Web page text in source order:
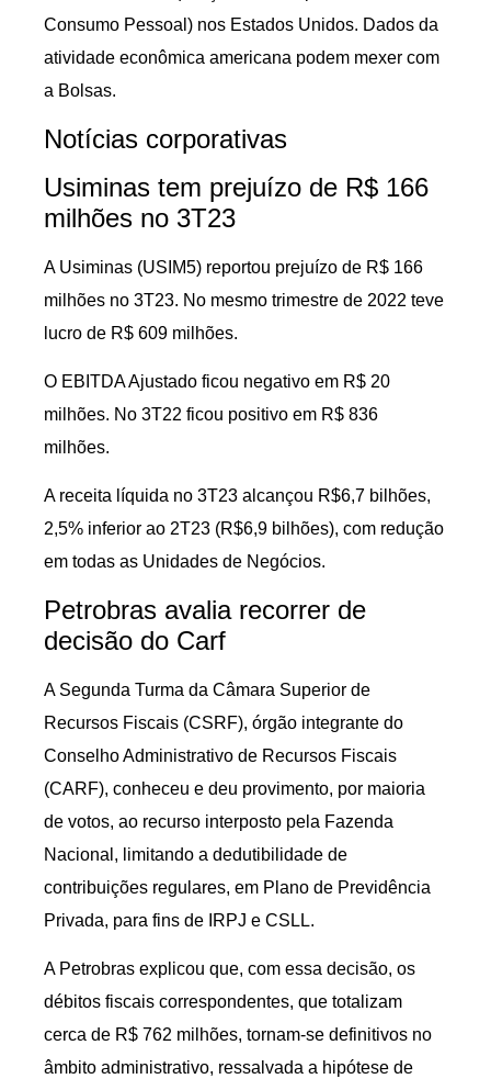
Consumo Pessoal) nos Estados Unidos. Dados da
atividade econômica americana podem mexer com
a Bolsas.
Notícias corporativas
Usiminas tem prejuízo de R$ 166
milhões no 3T23
A Usiminas (USIM5) reportou prejuízo de R$ 166
milhões no 3T23. No mesmo trimestre de 2022 teve
lucro de R$ 609 milhões.
O EBITDA Ajustado ficou negativo em R$ 20
milhões. No 3T22 ficou positivo em R$ 836
milhões.
A receita líquida no 3T23 alcançou R$6,7 bilhões,
2,5% inferior ao 2T23 (R$6,9 bilhões), com redução
em todas as Unidades de Negócios.
Petrobras avalia recorrer de
decisão do Carf
A Segunda Turma da Câmara Superior de
Recursos Fiscais (CSRF), órgão integrante do
Conselho Administrativo de Recursos Fiscais
(CARF), conheceu e deu provimento, por maioria
de votos, ao recurso interposto pela Fazenda
Nacional, limitando a dedutibilidade de
contribuições regulares, em Plano de Previdência
Privada, para fins de IRPJ e CSLL.
A Petrobras explicou que, com essa decisão, os
débitos fiscais correspondentes, que totalizam
cerca de R$ 762 milhões, tornam-se definitivos no
âmbito administrativo, ressalvada a hipótese de